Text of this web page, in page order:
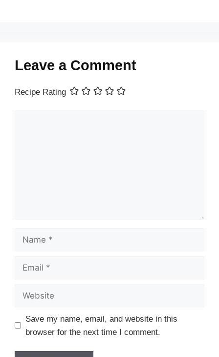
Leave a Comment
Recipe Rating
Name
Email
Website
Save my name, email, and website in this
browser for the next time I comment.